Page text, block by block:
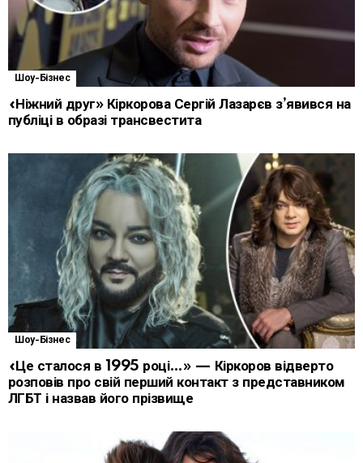
Шоу-Бізнес
«Ніжний друг» Кіркорова Сергій Лазарєв з’явився на
публіці в образі трансвестита
Шоу-Бізнес
«Це сталося в 1995 році…» — Кіркоров відверто
розповів про свій перший контакт з представником
ЛГБТ і назвав його прізвище